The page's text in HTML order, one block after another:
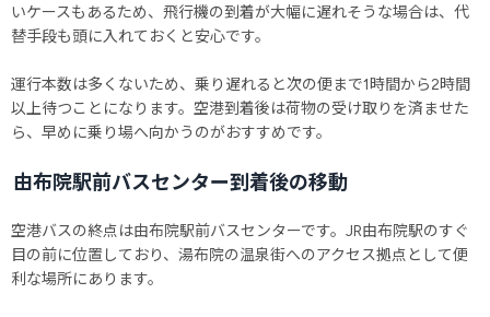
いケースもあるため、飛行機の到着が大幅に遅れそうな場合は、代
替手段も頭に入れておくと安心です。
運行本数は多くないため、乗り遅れると次の便まで1時間から2時間
以上待つことになります。空港到着後は荷物の受け取りを済ませた
ら、早めに乗り場へ向かうのがおすすめです。
由布院駅前バスセンター到着後の移動
空港バスの終点は由布院駅前バスセンターです。JR由布院駅のすぐ
目の前に位置しており、湯布院の温泉街へのアクセス拠点として便
利な場所にあります。